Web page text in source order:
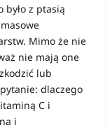
z ptasią
Mimo że nie
nie mają one
lub
dlaczego
C i
i